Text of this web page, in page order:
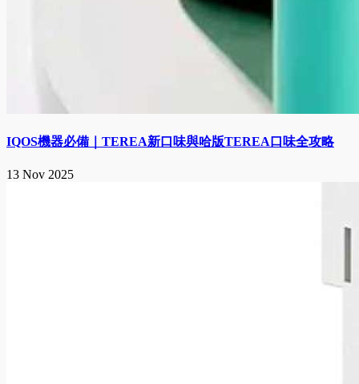
IQOS機器必備｜TEREA新口味與哈版TEREA口味全攻略
13 Nov 2025